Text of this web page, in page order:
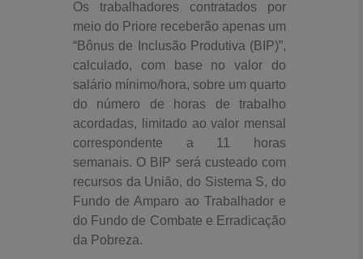
Os trabalhadores contratados por
meio do Priore receberão apenas um
“Bônus de Inclusão Produtiva (BIP)”,
calculado, com base no valor do
salário mínimo/hora, sobre um quarto
do número de horas de trabalho
acordadas, limitado ao valor mensal
correspondente a 11 horas
semanais. O BIP será custeado com
recursos da União, do Sistema S, do
Fundo de Amparo ao Trabalhador e
do Fundo de Combate e Erradicação
da Pobreza.